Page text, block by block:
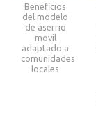
Beneficios
del modelo
de aserrio
movil
adaptado a
comunidades
locales